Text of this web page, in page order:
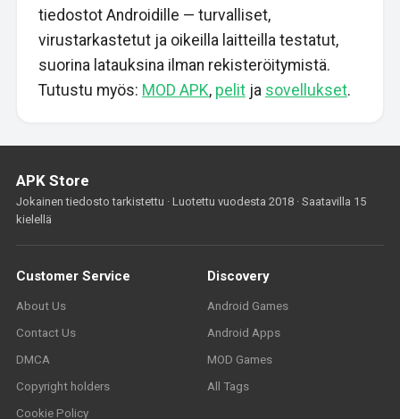
tiedostot Androidille — turvalliset,
virustarkastetut ja oikeilla laitteilla testatut,
suorina latauksina ilman rekisteröitymistä.
Tutustu myös: MOD APK, pelitja sovellukset.
APK Store
Jokainen tiedosto tarkistettu · Luotettu vuodesta 2018 · Saatavilla 15
kielellä
Customer Service
About Us
Contact Us
DMCA
Copyright holders
Cookie Policy
Discovery
Android Games
Android Apps
MOD Games
All Tags